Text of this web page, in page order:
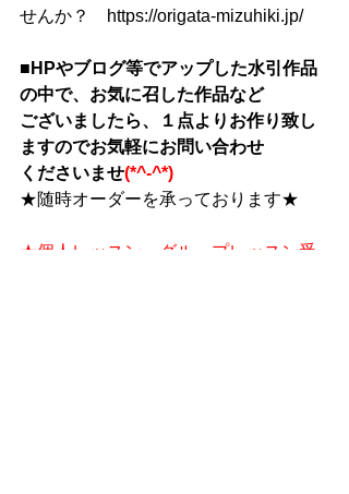
せんか？　https://origata-mizuhiki.jp/
■HPやブログ等でアップした水引作品
の中で、お気に召した作品など
ございましたら、１点よりお作り致し
ますのでお気軽にお問い合わせ
くださいませ(*^-^*)
★随時オーダーを承っております★
★個人レッスン、グループレッスン受